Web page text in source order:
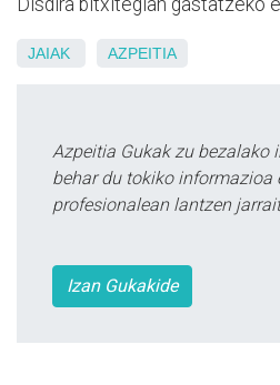
Disdira bitxitegian gastatzeko
JAIAK AZPEITIA
Azpeitia Gukak zu bezalako
behar du tokiko informazioa
profesionalean lantzen
Izan Gukakide